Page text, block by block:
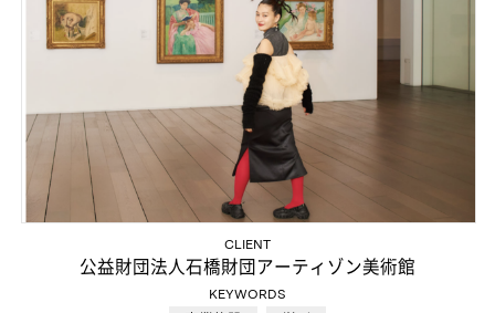
CONTACT
会社概要 ライバシーポリシー よくあるご質問
CLIENT
公益財団法人石橋財団アーティゾン美術館
KEYWORDS